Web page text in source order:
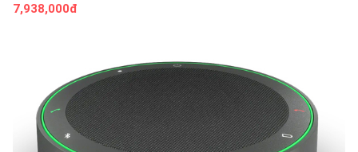
7,938,000đ